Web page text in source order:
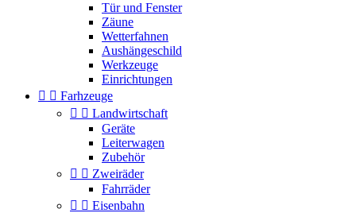
Tür und Fenster
Zäune
Wetterfahnen
Aushängeschild
Werkzeuge
Einrichtungen
  Farhzeuge
  Landwirtschaft
Geräte
Leiterwagen
Zubehör
  Zweiräder
Fahrräder
  Eisenbahn